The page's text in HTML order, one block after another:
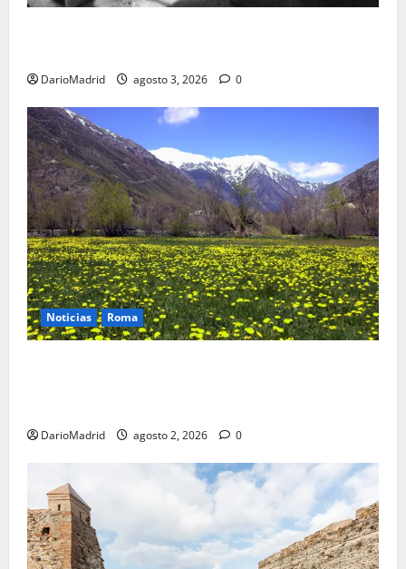
DarioMadrid agosto 3, 2026 0
Noticias Roma
DarioMadrid agosto 2, 2026 0